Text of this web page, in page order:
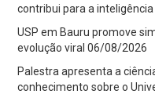
contribui para a inteligência
USP em Bauru promove
evolução viral 06/08/2026
Palestra apresenta a
conhecimento sobre o